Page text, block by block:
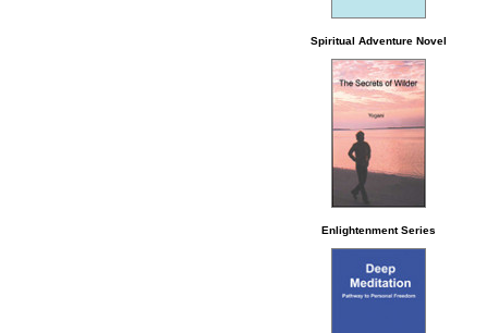
Spiritual Adventure Novel
Enlightenment Series